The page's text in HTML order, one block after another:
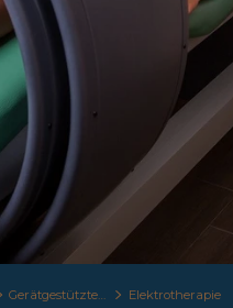
Gerätgestützte Therapie Elektrotherapie